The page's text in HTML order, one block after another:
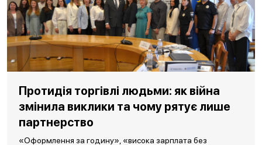
Протидія торгівлі людьми: як війна
змінила виклики та чому рятує лише
партнерство
«Оформлення за годину», «висока зарплата без